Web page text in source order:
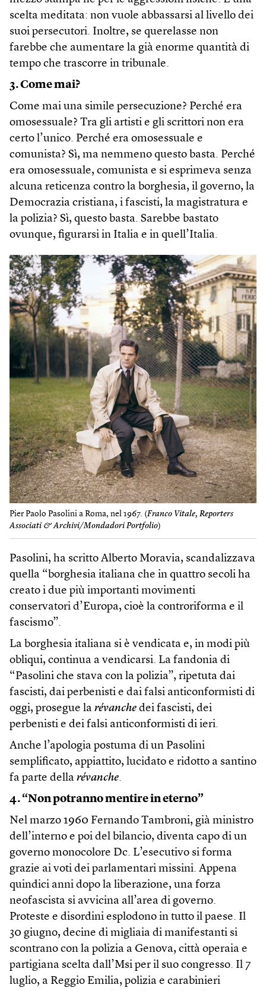
scelta meditata: non vuole abbassarsi al livello dei
suoi persecutori. Inoltre, se querelasse non
farebbe che aumentare la già enorme quantità di
tempo che trascorre in tribunale.
3. Come mai?
Come mai una simile persecuzione? Perché era
omosessuale? Tra gli artisti e gli scrittori non era
certo l’unico. Perché era omosessuale e
comunista? Sì, ma nemmeno questo basta. Perché
era omosessuale, comunista e si esprimeva senza
alcuna reticenza contro la borghesia, il governo, la
Democrazia cristiana, i fascisti, la magistratura e
la polizia? Sì, questo basta. Sarebbe bastato
ovunque, figurarsi in Italia e in quell’Italia.
Pier Paolo Pasolini a Roma, nel 1967. (Franco Vitale, Reporters
Associati & Archivi/Mondadori Portfolio)
Pasolini, ha scritto Alberto Moravia, scandalizzava
quella “borghesia italiana che in quattro secoli ha
creato i due più importanti movimenti
conservatori d’Europa, cioè la controriforma e il
fascismo”.
La borghesia italiana si è vendicata e, in modi più
obliqui, continua a vendicarsi. La fandonia di
“Pasolini che stava con la polizia”, ripetuta dai
fascisti, dai perbenisti e dai falsi anticonformisti di
oggi, prosegue la révanche dei fascisti, dei
perbenisti e dei falsi anticonformisti di ieri.
Anche l’apologia postuma di un Pasolini
semplificato, appiattito, lucidato e ridotto a santino
fa parte della révanche.
4. “Non potranno mentire in eterno”
Nel marzo 1960 Fernando Tambroni, già ministro
dell’interno e poi del bilancio, diventa capo di un
governo monocolore Dc. L’esecutivo si forma
grazie ai voti dei parlamentari missini. Appena
quindici anni dopo la liberazione, una forza
neofascista si avvicina all’area di governo.
Proteste e disordini esplodono in tutto il paese. Il
30 giugno, decine di migliaia di manifestanti si
scontrano con la polizia a Genova, città operaia e
partigiana scelta dall’Msi per il suo congresso. Il 7
luglio, a Reggio Emilia, polizia e carabinieri